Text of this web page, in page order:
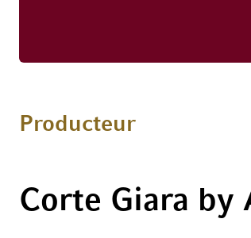
Producteur
Corte Giara by